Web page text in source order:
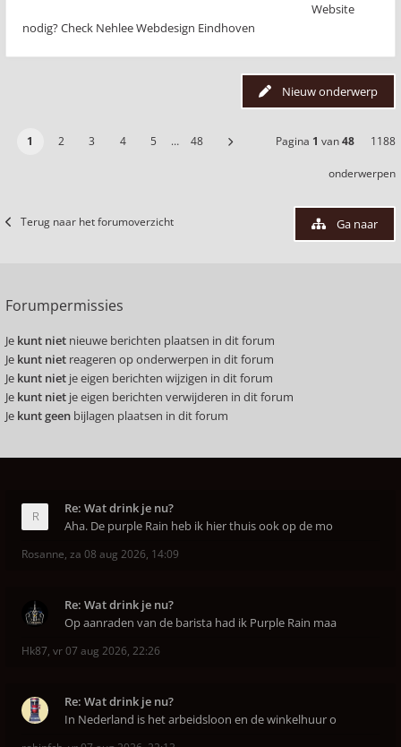
Website
nodig? Check Nehlee Webdesign Eindhoven
Nieuw onderwerp
1 2 3 4 5 … 48 Pagina 1 van48 1188
onderwerpen
Terug naar het forumoverzicht Ga naar
Forumpermissies
Je kunt niet nieuwe berichten plaatsen in dit forum
Je kunt niet reageren op onderwerpen in dit forum
Je kunt niet je eigen berichten wijzigen in dit forum
Je kunt niet je eigen berichten verwijderen in dit forum
Je kunt geen bijlagen plaatsen in dit forum
Re: Wat drink je nu?
Aha. De purple Rain heb ik hier thuis ook op de mo
Rosanne, za 08 aug 2026, 14:09
Re: Wat drink je nu?
Op aanraden van de barista had ik Purple Rain maa
Hk87, vr 07 aug 2026, 22:26
Re: Wat drink je nu?
In Nederland is het arbeidsloon en de winkelhuur o